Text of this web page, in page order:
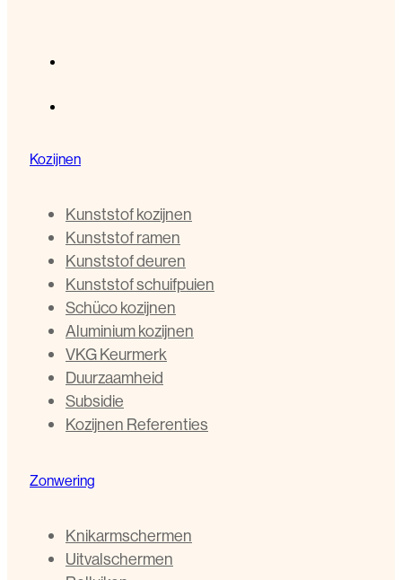
Kozijnen
Kunststof kozijnen
Kunststof ramen
Kunststof deuren
Kunststof schuifpuien
Schüco kozijnen
Aluminium kozijnen
VKG Keurmerk
Duurzaamheid
Subsidie
Kozijnen Referenties
Zonwering
Knikarmschermen
Uitvalschermen